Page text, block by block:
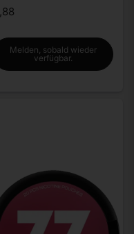
Melden, sobald wieder
verfügbar.